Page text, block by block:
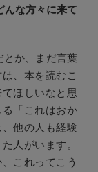
んな方々に来て
とか、まだ言葉
、本を読むこ
ほしいなと思
「これはおか
他の人も経験
人がいます。
これってこう